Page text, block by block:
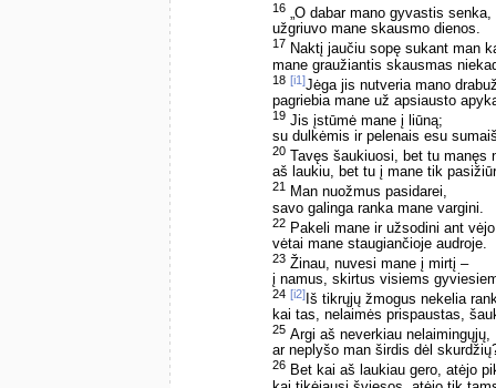
16 „O dabar mano gyvastis senka,
užgriuvo mane skausmo dienos.
17 Naktį jaučiu sopę sukant man
mane graužiantis skausmas
18 [i1]Jėga jis nutveria mano
pagriebia mane už apsiausto
19 Jis įstūmė mane į liūną;
su dulkėmis ir pelenais esu
20 Tavęs šaukiuosi, bet tu manęs
aš laukiu, bet tu į mane tik
21
Man nuožmus pasidarei,
savo galinga ranka mane vargini.
22 Pakeli mane ir užsodini ant
vėtai mane staugiančioje audroje.
23 Žinau, nuvesi mane į mirtį –
į namus, skirtus visiems
24 [i2] Iš tikrųjų žmogus nekelia
kai tas, nelaimės prispaustas,
25 Argi aš neverkiau nelaimingųjų,
ar neplyšo man širdis dėl
26 Bet kai aš laukiau gero, atėjo